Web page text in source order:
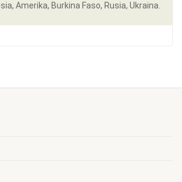
Amerika, Burkina Faso, Rusia, Ukraina.